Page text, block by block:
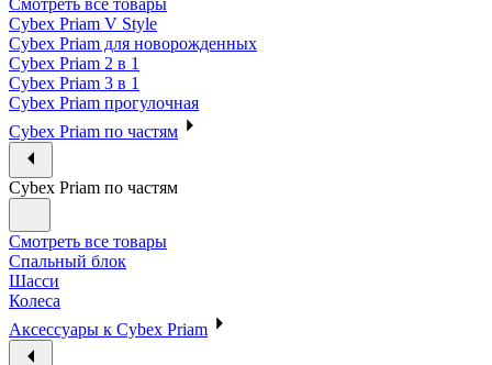
Cybex Priam V Style
Cybex Priam для новорожденных
Cybex Priam 2 в 1
Cybex Priam 3 в 1
Cybex Priam прогулочная
Cybex Priam по частям
Cybex Priam по частям
Смотреть все товары
Спальный блок
Шасси
Колеса
Аксессуары к Cybex Priam